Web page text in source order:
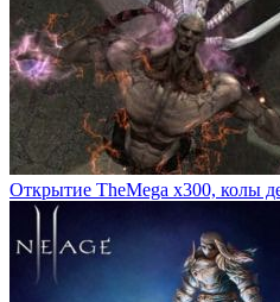
Открытие TheMega x300, колы